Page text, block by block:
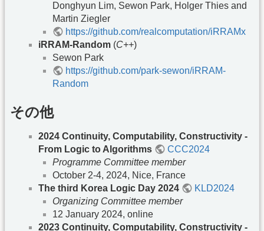
Donghyun Lim, Sewon Park, Holger Thies and
Martin Ziegler
https://github.com/realcomputation/iRRAMx
iRRAM-Random (C++)
Sewon Park
https://github.com/park-sewon/iRRAM-
Random
その他
2024 Continuity, Computability, Constructivity -
From Logic to Algorithms
CCC2024
Programme Committee member
October 2-4, 2024, Nice, France
The third Korea Logic Day 2024
KLD2024
Organizing Committee member
12 January 2024, online
2023 Continuity, Computability, Constructivity -